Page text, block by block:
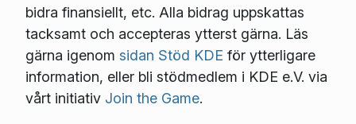
bidra finansiellt, etc. Alla bidrag uppskattas
tacksamt och accepteras ytterst gärna. Läs
gärna igenom sidan Stöd KDE för ytterligare
information, eller bli stödmedlem i KDE e.V. via
vårt initiativ Join the Game.